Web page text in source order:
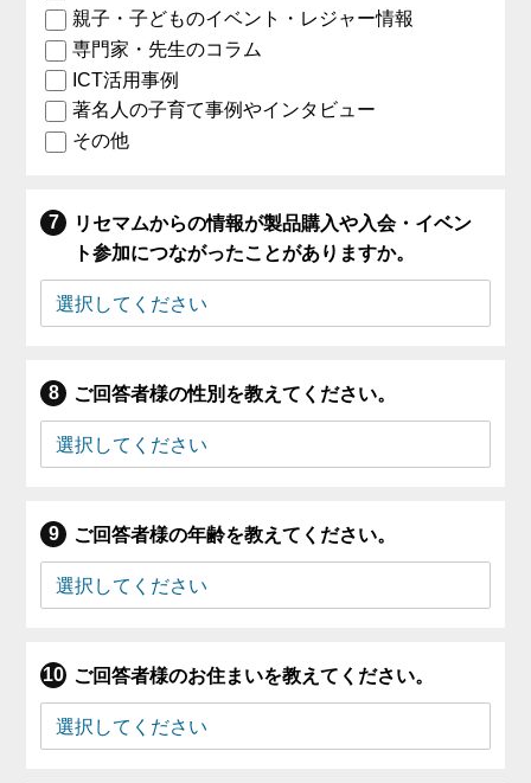
親子・子どものイベント・レジャー情報
専門家・先生のコラム
ICT活用事例
著名人の子育て事例やインタビュー
その他
リセマムからの情報が製品購入や入会・イベン
ト参加につながったことがありますか。
ご回答者様の性別を教えてください。
ご回答者様の年齢を教えてください。
ご回答者様のお住まいを教えてください。